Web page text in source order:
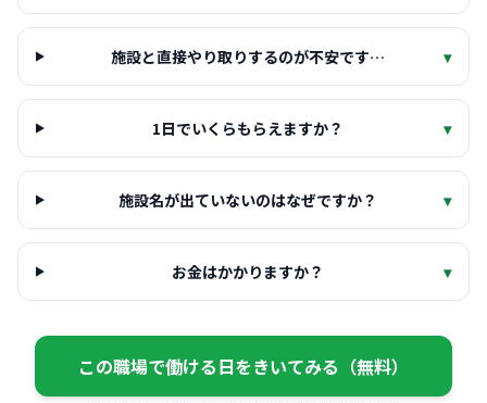
施設と直接やり取りするのが不安です… ▾
1日でいくらもらえますか？ ▾
施設名が出ていないのはなぜですか？ ▾
お金はかかりますか？ ▾
この職場で働ける日をきいてみる（無料）